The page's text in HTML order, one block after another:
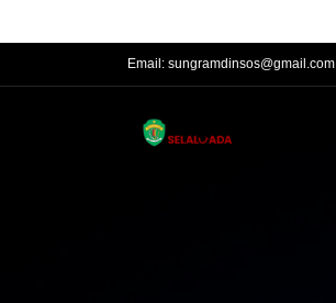
Email: sungramdinsos@gmail.com